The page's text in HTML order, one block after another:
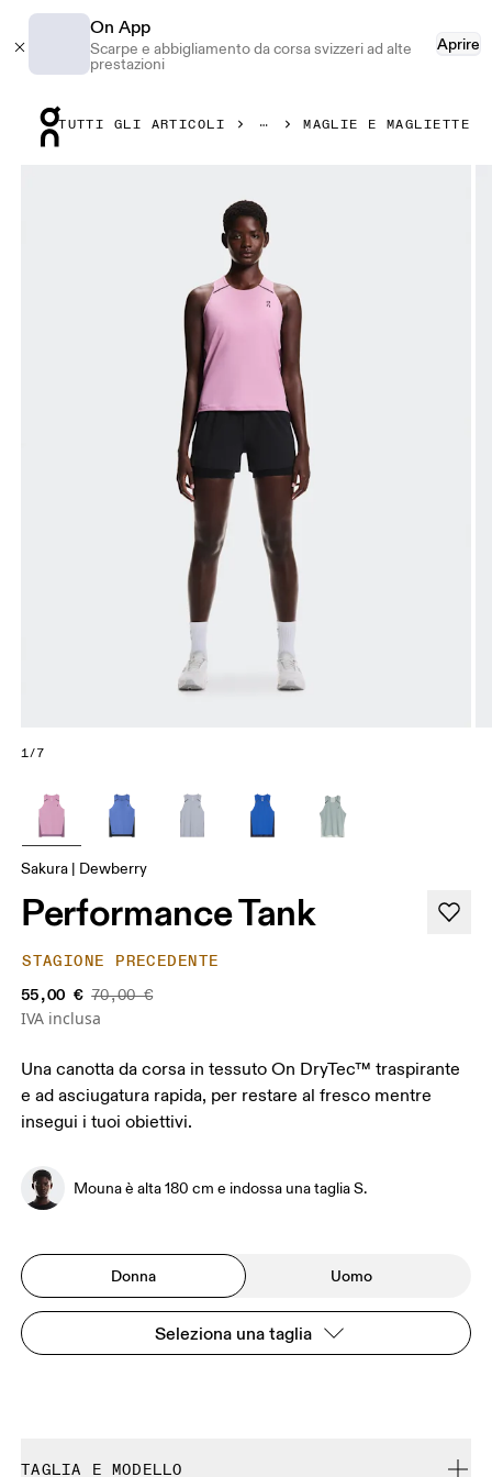
On App
Scarpe e abbigliamento da corsa svizzeri ad alte
prestazioni
Aprire
TUTTI GLI ARTICOLI MAGLIE E MAGLIETTE
1/7
Sakura | Dewberry
Performance Tank
STAGIONE PRECEDENTE
55,00 € 70,00 €
IVA inclusa
Una canotta da corsa in tessuto On DryTec™ traspirante
e ad asciugatura rapida, per restare al fresco mentre
insegui i tuoi obiettivi.
Mouna è alta 180 cm e indossa una taglia S.
Donna Uomo
Seleziona una taglia
TAGLIA E MODELLO